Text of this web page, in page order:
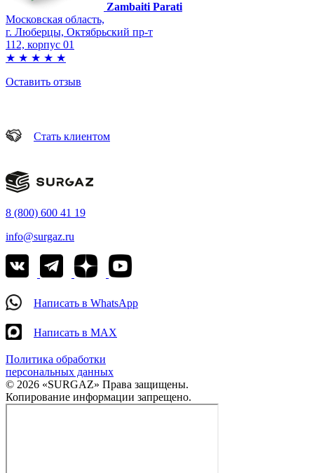
Zambaiti Parati
Московская область,
г. Люберцы, Октябрьский пр-т
112, корпус 01
★ ★ ★ ★ ★
Оставить отзыв
Стать клиентом
8 (800) 600 41 19
info@surgaz.ru
Написать в WhatsApp
Написать в MAX
Политика обработки
персональных данных
© 2026 «SURGAZ» Права защищены.
Копирование информации запрещено.